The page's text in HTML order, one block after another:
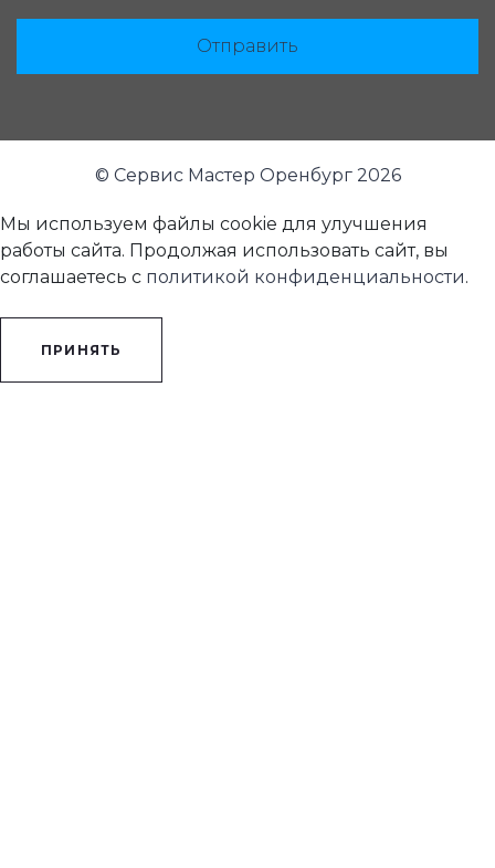
Отправить
© Сервис Мастер Оренбург 2026
Мы используем файлы cookie для улучшения
работы сайта. Продолжая использовать сайт, вы
соглашаетесь с политикой конфиденциальности.
ПРИНЯТЬ